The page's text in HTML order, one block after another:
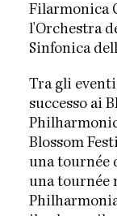
Filarmonica
l'Orchestra
Sinfonica
Tra gli
successo ai
Blossom
una tournée
una tournée